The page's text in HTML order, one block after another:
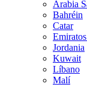
Arabia
Bahréin
Catar
Jordania
Kuwait
Líbano
Malí